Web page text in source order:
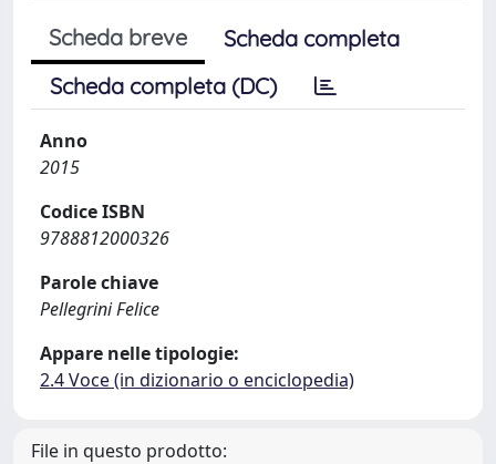
Scheda breve
Scheda completa
Scheda completa (DC)
Anno
2015
Codice ISBN
9788812000326
Parole chiave
Pellegrini Felice
Appare nelle tipologie:
2.4 Voce (in dizionario o enciclopedia)
File in questo prodotto: